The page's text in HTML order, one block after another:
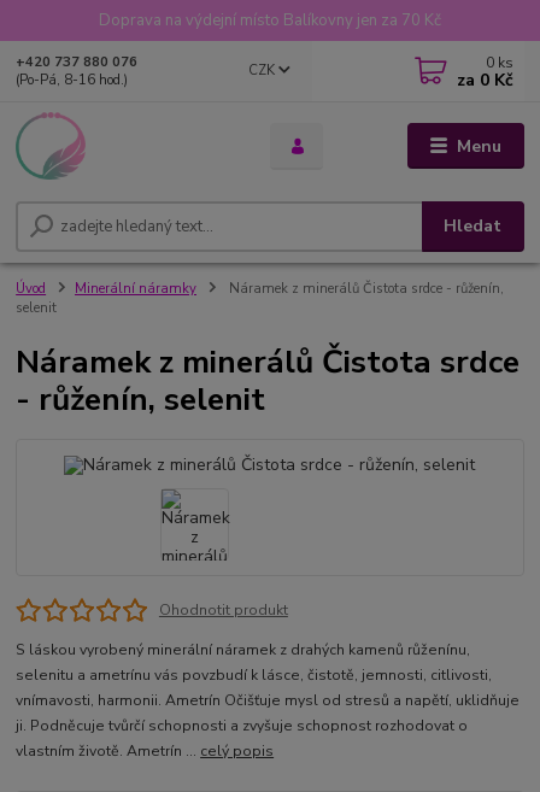
Doprava na výdejní místo Balíkovny jen za 70 Kč
Menu
CZK
Hledat
+420 737 880 076
(Po-Pá, 8-16 hod.)
0 ks
za 0 Kč
Úvod Minerální náramky
Náramek z minerálů Čistota srdce - růženín,
selenit
Náramek z minerálů Čistota srdce
- růženín, selenit
Ohodnotit produkt
S láskou vyrobený minerální náramek z drahých kamenů růženínu,
selenitu a ametrínu vás povzbudí k lásce, čistotě, jemnosti, citlivosti,
vnímavosti, harmonii. Ametrín Očišťuje mysl od stresů a napětí, uklidňuje
ji. Podněcuje tvůrčí schopnosti a zvyšuje schopnost rozhodovat o
vlastním životě. Ametrín ... celý popis